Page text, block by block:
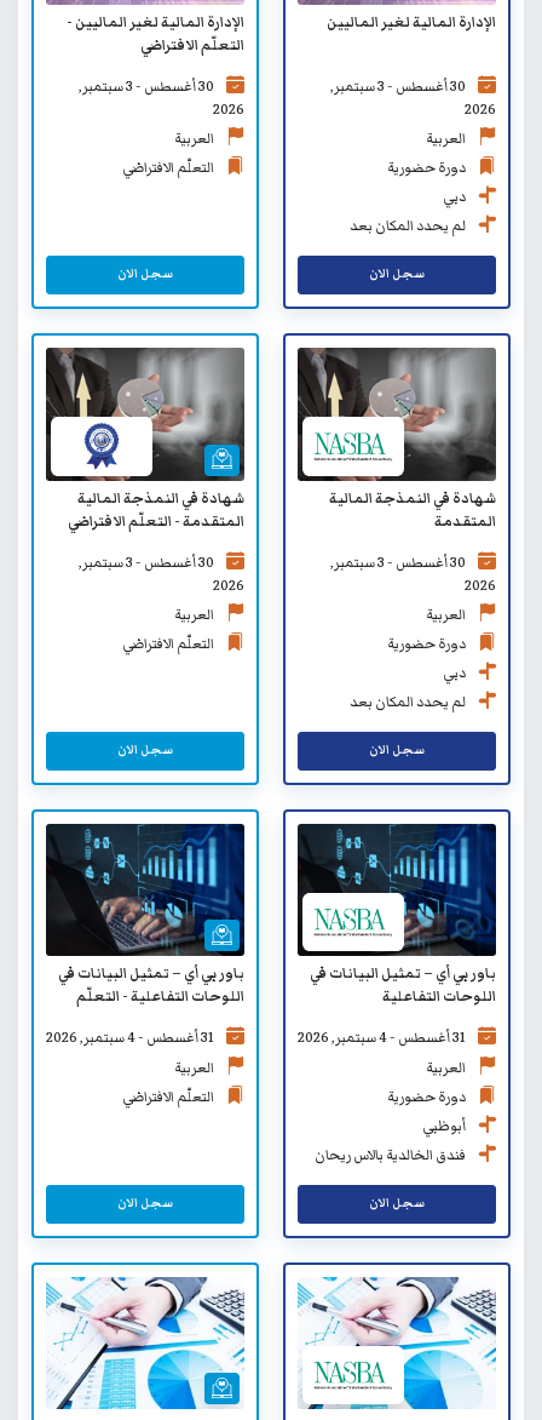
الإدارة المالية لغير الماليين
30 أغسطس - 3 سبتمبر,
2026
العربية
دورة حضورية
دبي
لم يحدد المكان بعد
سجل الان
الإدارة المالية لغير الماليين -
التعلّم الافتراضي
30 أغسطس - 3 سبتمبر,
2026
العربية
التعلّم الافتراضي
سجل الان
شهادة في النمذجة المالية
المتقدمة
30 أغسطس - 3 سبتمبر,
2026
العربية
دورة حضورية
دبي
لم يحدد المكان بعد
سجل الان
شهادة في النمذجة المالية
المتقدمة - التعلّم الافتراضي
30 أغسطس - 3 سبتمبر,
2026
العربية
التعلّم الافتراضي
سجل الان
باور بي أي – تمثيل البيانات في
اللوحات التفاعلية
31 أغسطس - 4 سبتمبر, 2026
العربية
دورة حضورية
أبوظبي
فندق الخالدية بالاس ريحان
سجل الان
باور بي أي – تمثيل البيانات في
اللوحات التفاعلية - التعلّم
31 أغسطس - 4 سبتمبر, 2026
العربية
التعلّم الافتراضي
سجل الان